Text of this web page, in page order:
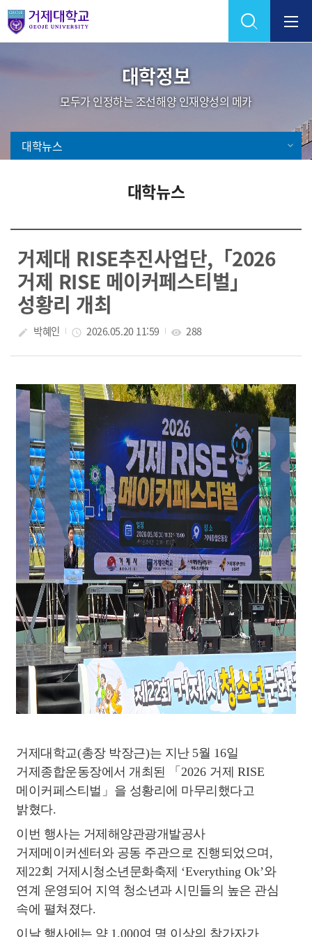
Skip Menu
대학정보
모두가 인정하는 조선해양 인재양성의 메카
대학뉴스
대학뉴스
거제대 RISE추진사업단,「2026
거제 RISE 메이커페스티벌」
성황리 개최
create 박혜인 access_time 2026.05.20 11:59 visibility 288
거제대학교(총장 박장근)는 지난 5월 16일
거제종합운동장에서 개최된
「 2026 거제 RISE
메이커페스티벌 」 을 성황리에 마무리했다고
밝혔다.
이번 행사는 거제해양관광개발공사
거제메이커센터와 공동 주관으로 진행되었으며 ,
제22회 거제시청소년문화축제 ‘Everything Ok’와
연계 운영되어 지역 청소년과 시민들의 높은 관심
속에 펼쳐졌다.
이날 행사에는 약 1,000여 명 이상의 참가자가